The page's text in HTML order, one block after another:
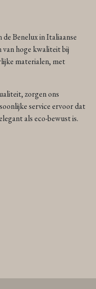
Benelux in Italiaanse
hoge kwaliteit bij
materialen, met
zorgen ons
service ervoor dat
als eco-bewust is.